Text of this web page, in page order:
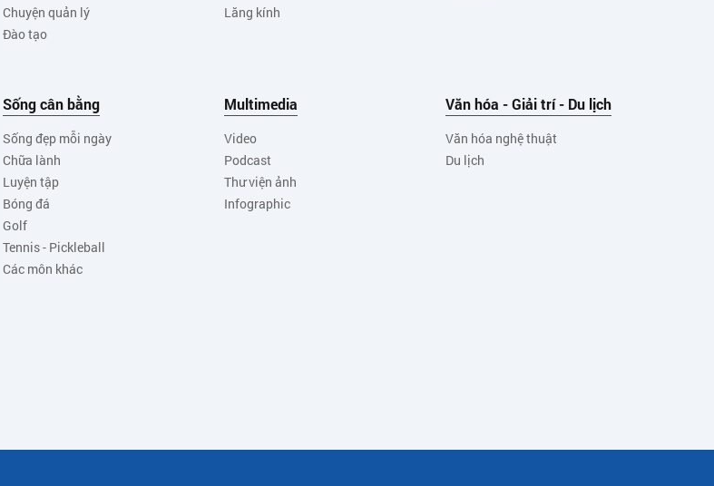
Chuyện quản lý
Đào tạo
Lăng kính
Sống cân bằng
Sống đẹp mỗi ngày
Chữa lành
Luyện tập
Bóng đá
Golf
Tennis - Pickleball
Các môn khác
Multimedia
Video
Podcast
Thư viện ảnh
Infographic
Văn hóa - Giải trí - Du lịch
Văn hóa nghệ thuật
Du lịch